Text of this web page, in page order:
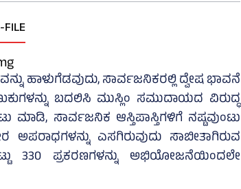
ಹಾಳುಗೆಡವುದು, ಸಾರ್ವಜನಿಕರಲ್ಲಿ ದ್ವೇಷ ಭಾವನೆ
ಬದಲಿಸಿ ಮುಸ್ಲಿಂ ಸಮುದಾಯದ ವಿರುದ್ಧ
ಮಾಡಿ, ಸಾರ್ವಜನಿಕ ಆಸ್ತಿಪಾಸ್ತಿಗಳಿಗೆ ನಷ್ಟವುಂಟು
ಎಸಗಿರುವುದು ಸಾಬೀತಾಗಿರುವ
330 ಪ್ರಕರಣಗಳನ್ನು ಅಭಿಯೋಜನೆಯಿಂದಲೇ